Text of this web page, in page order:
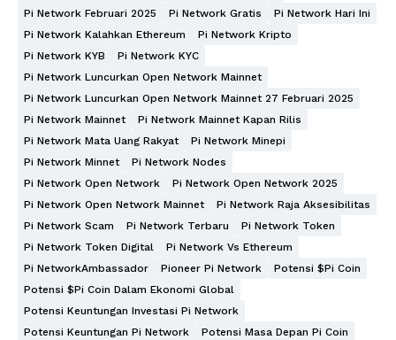
Pi Network Februari 2025
Pi Network Gratis
Pi Network Hari Ini
Pi Network Kalahkan Ethereum
Pi Network Kripto
Pi Network KYB
Pi Network KYC
Pi Network Luncurkan Open Network Mainnet
Pi Network Luncurkan Open Network Mainnet 27 Februari 2025
Pi Network Mainnet
Pi Network Mainnet Kapan Rilis
Pi Network Mata Uang Rakyat
Pi Network Minepi
Pi Network Minnet
Pi Network Nodes
Pi Network Open Network
Pi Network Open Network 2025
Pi Network Open Network Mainnet
Pi Network Raja Aksesibilitas
Pi Network Scam
Pi Network Terbaru
Pi Network Token
Pi Network Token Digital
Pi Network Vs Ethereum
Pi NetworkAmbassador
Pioneer Pi Network
Potensi $Pi Coin
Potensi $Pi Coin Dalam Ekonomi Global
Potensi Keuntungan Investasi Pi Network
Potensi Keuntungan Pi Network
Potensi Masa Depan Pi Coin